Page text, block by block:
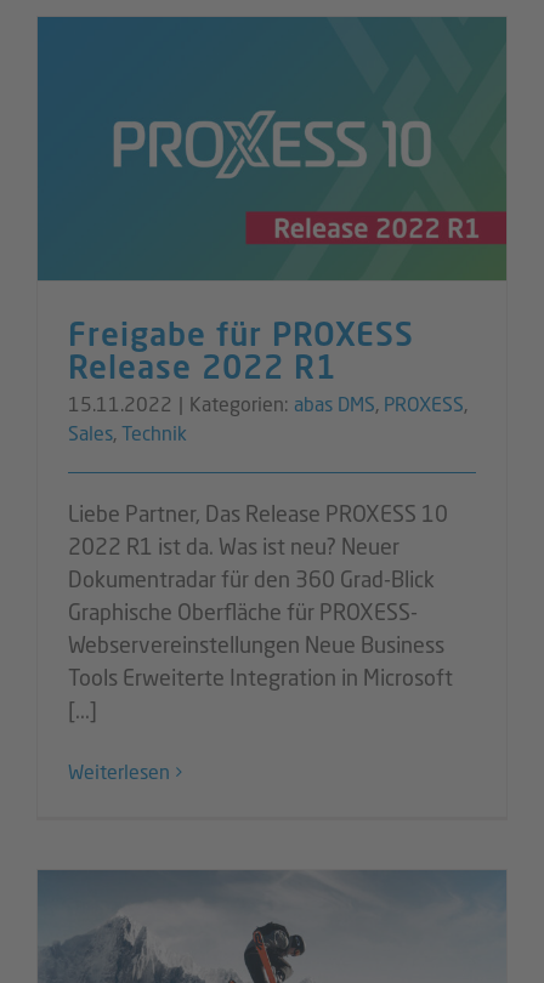
Freigabe für PROXESS
Release 2022 R1
15.11.2022 | Kategorien: abas DMS, PROXESS,
Sales,Technik
Liebe Partner, Das Release PROXESS 10
2022 R1 ist da. Was ist neu? Neuer
Dokumentradar für den 360 Grad-Blick
Graphische Oberfläche für PROXESS-
Webservereinstellungen Neue Business
Tools Erweiterte Integration in Microsoft
[...]
Weiterlesen